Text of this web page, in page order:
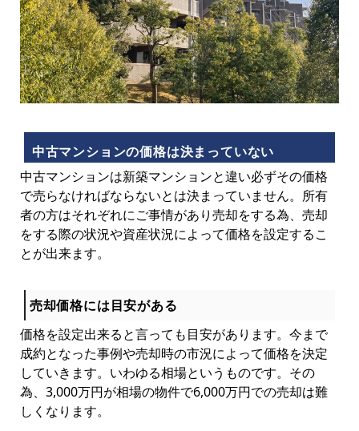
中古マンションの価格は決まっていない
中古マンションは新築マンションと違い必ずその価格
で売らなければならないとは決まっていません。所有
者の方はそれぞれにご事情があり売却をする為、売却
をする際の状況や資産状況によって価格を設定するこ
とが出来ます。
売却価格には目安がある
価格を設定出来ると言っても目安があります。今まで
成約となった事例や売却時の市況によって価格を決定
していきます。いわゆる相場というものです。その
為、3,000万円が相場の物件で6,000万円での売却は難
しくなります。